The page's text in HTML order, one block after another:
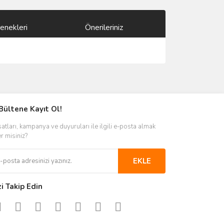
Önerileriniz
Kayıt Ol!
kampanya ve duyuruları ile ilgili e-posta almak
misiniz?
EKLE
Takip Edin